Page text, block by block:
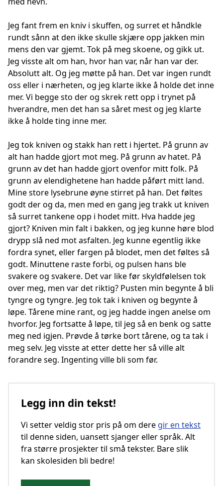
Jeg fant frem en kniv i skuffen, og surret et håndkle
rundt sånn at den ikke skulle skjære opp jakken min
mens den var gjemt. Tok på meg skoene, og gikk ut.
Jeg visste alt om han, hvor han var, når han var der.
Absolutt alt. Og jeg møtte på han. Det var ingen rundt
oss eller i nærheten, og jeg klarte ikke å holde det inne
mer. Vi begge sto der og skrek rett opp i trynet på
hverandre, men det han sa såret mest og jeg klarte
ikke å holde ting inne mer.
Jeg tok kniven og stakk han rett i hjertet. På grunn av
alt han hadde gjort mot meg. På grunn av hatet. På
grunn av det han hadde gjort ovenfor mitt folk. På
grunn av elendighetene han hadde påført mitt land.
Mine store lysebrune øyne stirret på han. Det føltes
godt der og da, men med en gang jeg trakk ut kniven
så surret tankene opp i hodet mitt. Hva hadde jeg
gjort? Kniven min falt i bakken, og jeg kunne høre blod
drypp slå ned mot asfalten. Jeg kunne egentlig ikke
fordra synet, eller fargen på blodet, men det føltes så
godt. Minuttene raste forbi, og pulsen hans ble
svakere og svakere. Det var like før skyldfølelsen tok
over meg, men var det riktig? Pusten min begynte å bli
tyngre og tyngre. Jeg tok tak i kniven og begynte å
løpe. Tårene mine rant, og jeg hadde ingen anelse om
hvorfor. Jeg fortsatte å løpe, til jeg så en benk og satte
meg ned igjen. Prøvde å tørke bort tårene, og ta tak i
meg selv. Jeg visste at etter dette her så ville alt
forandre seg. Ingenting ville bli som før.
Legg inn din tekst!
Vi setter veldig stor pris på om dere gir en tekst
til denne siden, uansett sjanger eller språk. Alt
fra større prosjekter til små tekster. Bare slik
kan skolesiden bli bedre!